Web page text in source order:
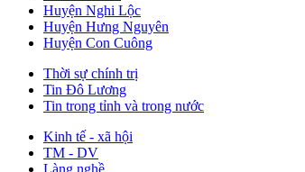
Huyện Nghi Lộc
Huyện Hưng Nguyên
Huyện Con Cuông
Thời sự chính trị
Tin Đô Lương
Tin trong tỉnh và trong nước
Kinh tế - xã hội
TM - DV
Làng nghề